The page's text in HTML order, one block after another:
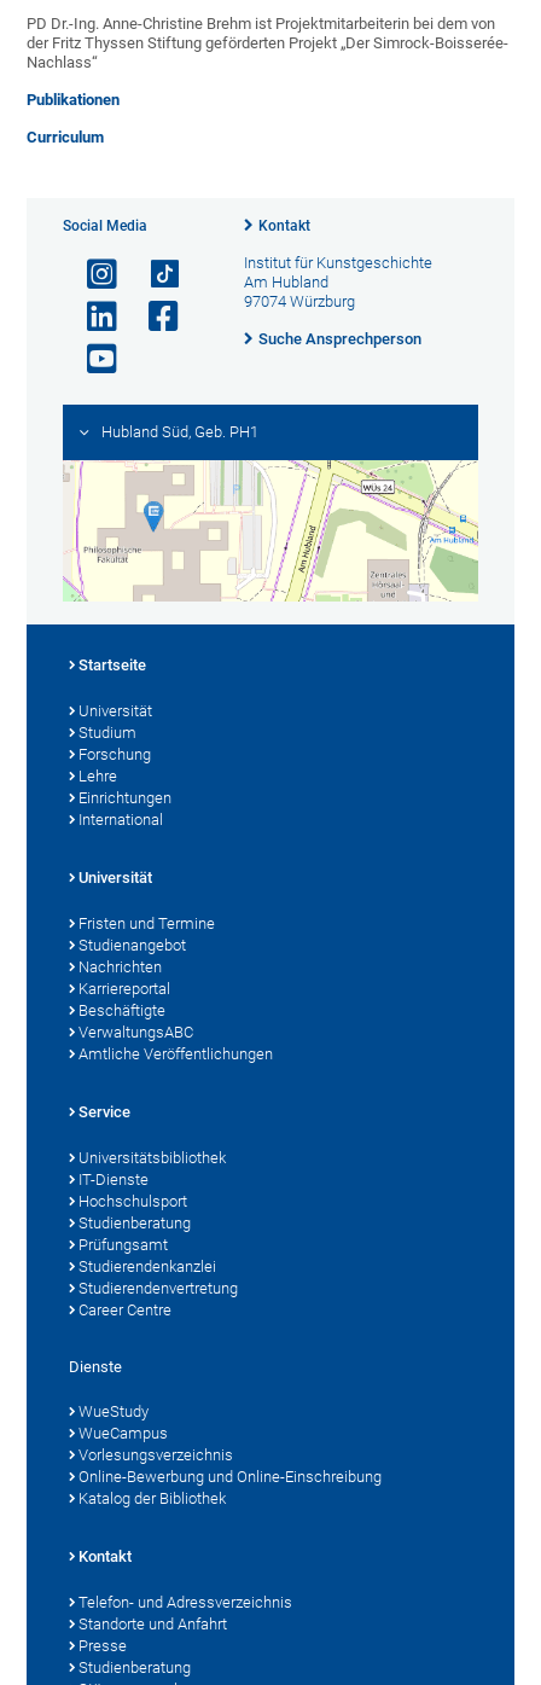
PD Dr.-Ing. Anne-Christine Brehm ist Projektmitarbeiterin bei dem von
der Fritz Thyssen Stiftung geförderten Projekt „Der Simrock-Boisserée-
Nachlass“
Publikationen
Curriculum
Social Media Kontakt
Institut für Kunstgeschichte
Am Hubland
97074 Würzburg
Suche Ansprechperson
Hubland Süd, Geb. PH1
Startseite
Universität
Studium
Forschung
Lehre
Einrichtungen
International
Universität
Fristen und Termine
Studienangebot
Nachrichten
Karriereportal
Beschäftigte
VerwaltungsABC
Amtliche Veröffentlichungen
Service
Universitätsbibliothek
IT-Dienste
Hochschulsport
Studienberatung
Prüfungsamt
Studierendenkanzlei
Studierendenvertretung
Career Centre
Dienste
WueStudy
WueCampus
Vorlesungsverzeichnis
Online-Bewerbung und Online-Einschreibung
Katalog der Bibliothek
Kontakt
Telefon- und Adressverzeichnis
Standorte und Anfahrt
Presse
Studienberatung